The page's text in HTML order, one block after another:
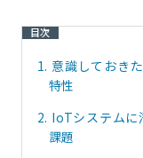
目次
1. 意識しておき
特性
2. IoTシステムに
課題